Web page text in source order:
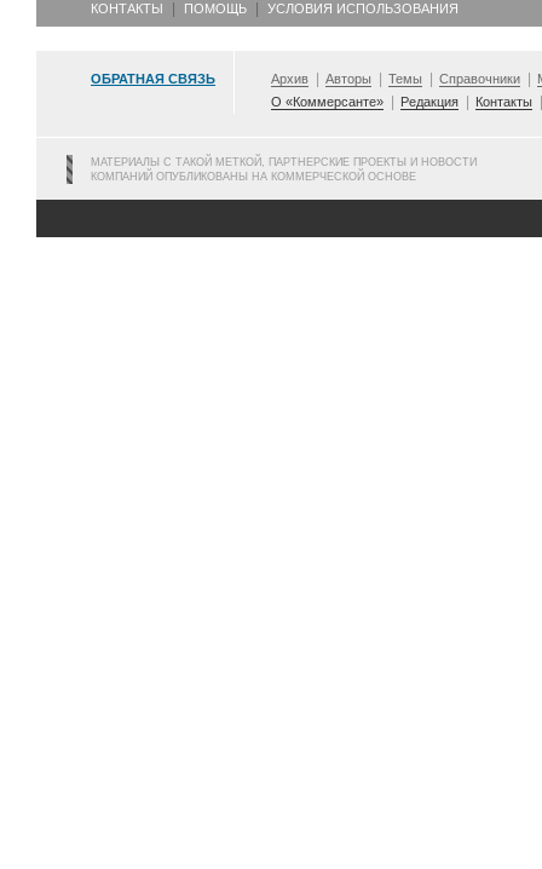
КОНТАКТЫ ПОМОЩЬ УСЛОВИЯ ИСПОЛЬЗОВАНИЯ
ОБРАТНАЯ СВЯЗЬ Архив Авторы Темы Справочники
О «Коммерсанте»
Редакция Контакты
МАТЕРИАЛЫ С ТАКОЙ МЕТКОЙ, ПАРТНЕРСКИЕ ПРОЕКТЫ И НОВОСТИ
КОМПАНИЙ ОПУБЛИКОВАНЫ НА КОММЕРЧЕСКОЙ ОСНОВЕ